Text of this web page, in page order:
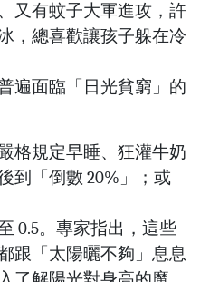
又有蚊子大軍進攻，許
，總喜歡讓孩子躲在冷
遍面臨「日光貧窮」的
格規定早睡、狂灌牛奶
到「倒數 20%」；或
0.5。專家指出，這些
跟「太陽曬不夠」息息